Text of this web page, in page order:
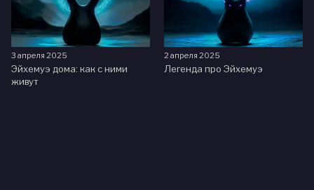
3 апреля 2025
Эйхемуэ дома: как с ними
живут
2 апреля 2025
Легенда про Эйхемуэ